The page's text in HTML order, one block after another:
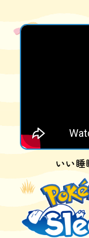
いい睡